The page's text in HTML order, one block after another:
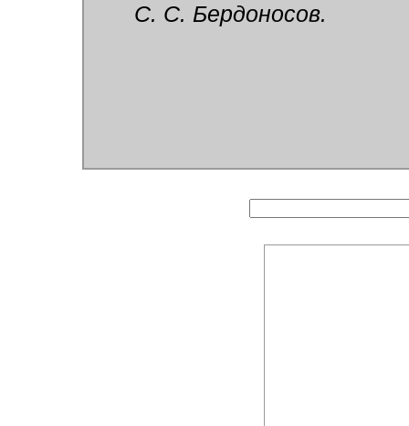
С. С. Бердоносов.